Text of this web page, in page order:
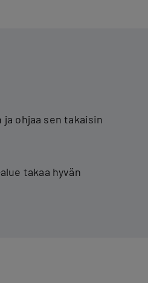
ohjaa sen takaisin
takaa hyvän